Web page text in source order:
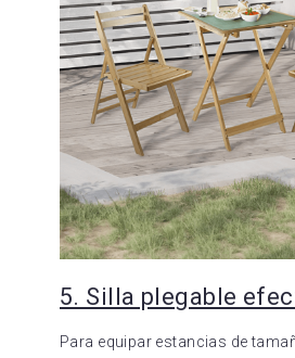
5. Silla plegable
Para equipar estancias de